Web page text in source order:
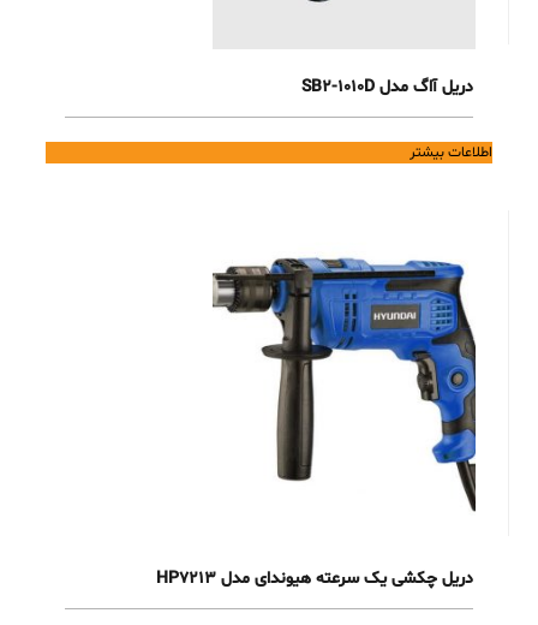
دریل آاگ مدل SB2-1010D
اطلاعات بیشتر
دریل چکشی یک سرعته هیوندای مدل HP7213